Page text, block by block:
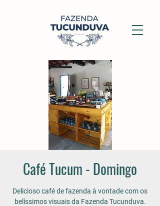
Café Tucum - Domingo
Delicioso café de fazenda à vontade com os
belíssimos visuais da Fazenda Tucunduva.